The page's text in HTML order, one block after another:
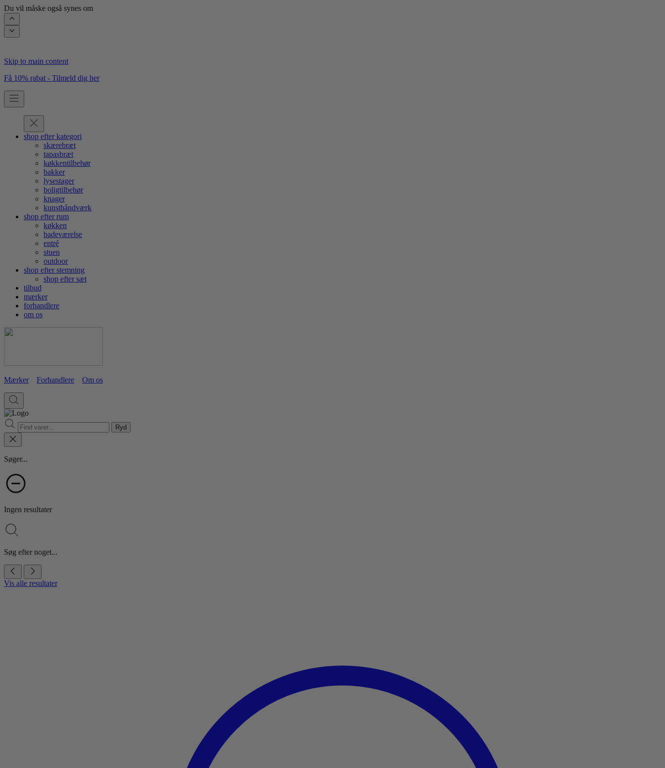
Du vil måske også synes om
Skip to main content
Få 10% rabat - Tilmeld dig her
shop efter kategori
skærebræt
tapasbræt
køkkentilbehør
bakker
lysestager
boligtilbehør
knager
kunsthåndværk
shop efter rum
køkken
badeværelse
entré
stuen
outdoor
shop efter stemning
shop efter sæt
tilbud
mærker
forhandlere
om os
Mærker Forhandlere Om os
Ryd
Søger...
Ingen resultater
Søg efter noget...
Vis alle resultater